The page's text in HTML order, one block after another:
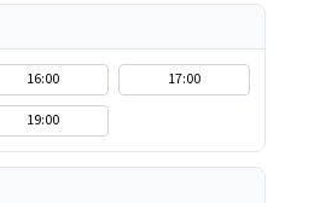
16:00
17:00
19:00